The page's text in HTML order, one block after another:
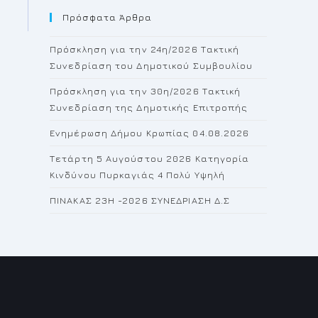
Πρόσφατα Άρθρα
Πρόσκληση για την 24η/2026 Τακτική
Συνεδρίαση του Δημοτικού Συμβουλίου
Πρόσκληση για την 30η/2026 Τακτική
Συνεδρίαση της Δημοτικής Επιτροπής
Ενημέρωση Δήμου Κρωπίας 04.08.2026
Τετάρτη 5 Αυγούστου 2026 Κατηγορία
Κινδύνου Πυρκαγιάς 4 Πολύ Υψηλή
ΠΙΝΑΚΑΣ 23H -2026 ΣΥΝΕΔΡΙΑΣΗ Δ.Σ